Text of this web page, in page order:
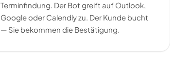
Terminfindung. Der Bot greift auf Outlook,
Google oder Calendly zu. Der Kunde bucht
— Sie bekommen die Bestätigung.